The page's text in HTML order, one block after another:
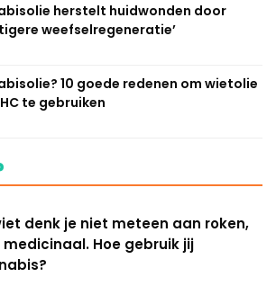
herstelt huidwonden door
weefselregeneratie’
10 goede redenen om wietolie
te gebruiken
denk je niet meteen aan roken,
Hoe gebruik jij